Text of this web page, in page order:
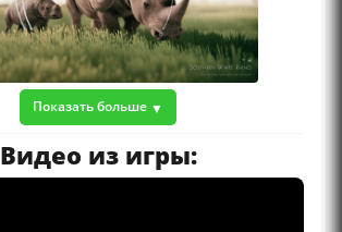
Показать больше
Видео из игры: